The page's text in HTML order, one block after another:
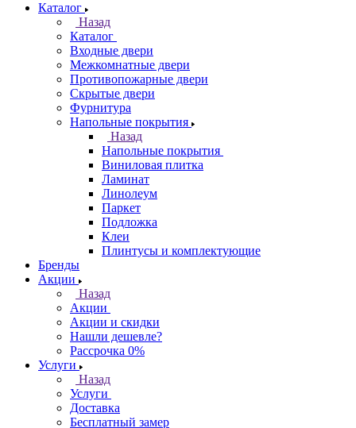
Каталог
Назад
Каталог
Входные двери
Межкомнатные двери
Противопожарные двери
Скрытые двери
Фурнитура
Напольные покрытия
Назад
Напольные покрытия
Виниловая плитка
Ламинат
Линолеум
Паркет
Подложка
Клеи
Плинтусы и комплектующие
Бренды
Акции
Назад
Акции
Акции и скидки
Нашли дешевле?
Рассрочка 0%
Услуги
Назад
Услуги
Доставка
Бесплатный замер